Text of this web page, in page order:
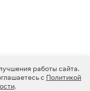
работы сайта.
с Политикой
.